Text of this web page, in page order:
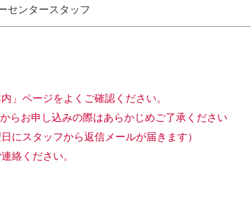
センタースタッフ
」ページをよくご確認ください。
らお申し込みの際はあらかじめご了承ください
にスタッフから返信メールが届きます）
絡ください。